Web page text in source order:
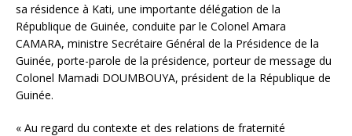
sa résidence à Kati, une importante délégation de la
République de Guinée, conduite par le Colonel Amara
CAMARA, ministre Secrétaire Général de la Présidence de la
Guinée, porte-parole de la présidence, porteur de message du
Colonel Mamadi DOUMBOUYA, président de la République de
Guinée.
« Au regard du contexte et des relations de fraternité